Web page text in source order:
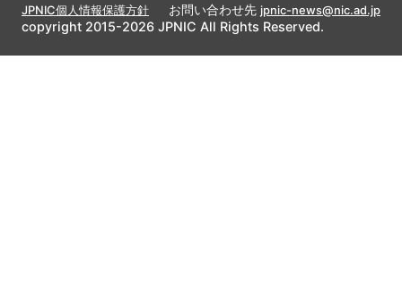
JPNIC個人情報保護方針 お問い合わせ先 jpnic-news@nic.ad.jp
copyright 2015-2026 JPNIC All Rights Reserved.